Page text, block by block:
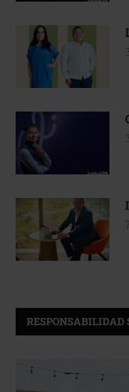
RESPONSABILIDAD